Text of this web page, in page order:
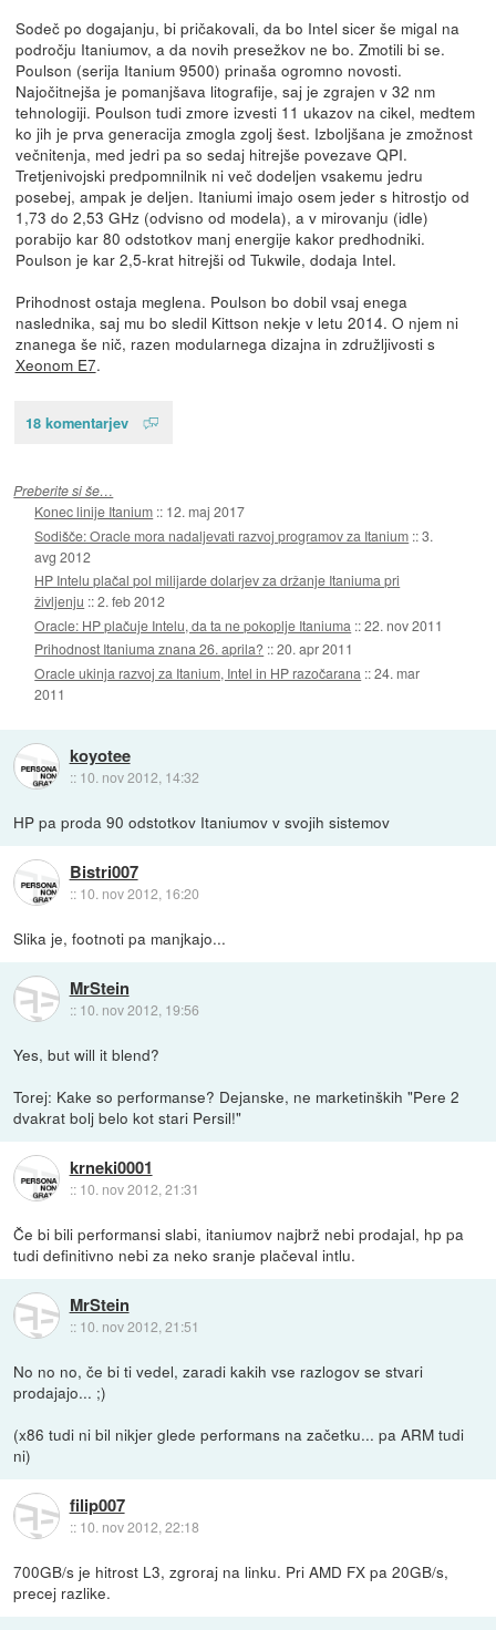
Sodeč po dogajanju, bi pričakovali, da bo Intel sicer še migal na
področju Itaniumov, a da novih presežkov ne bo. Zmotili bi se.
Poulson (serija Itanium 9500) prinaša ogromno novosti.
Najočitnejša je pomanjšava litografije, saj je zgrajen v 32 nm
tehnologiji. Poulson tudi zmore izvesti 11 ukazov na cikel, medtem
ko jih je prva generacija zmogla zgolj šest. Izboljšana je zmožnost
večnitenja, med jedri pa so sedaj hitrejše povezave QPI.
Tretjenivojski predpomnilnik ni več dodeljen vsakemu jedru
posebej, ampak je deljen. Itaniumi imajo osem jeder s hitrostjo od
1,73 do 2,53 GHz (odvisno od modela), a v mirovanju (idle)
porabijo kar 80 odstotkov manj energije kakor predhodniki.
Poulson je kar 2,5-krat hitrejši od Tukwile, dodaja Intel.
Prihodnost ostaja meglena. Poulson bo dobil vsaj enega
naslednika, saj mu bo sledil Kittson nekje v letu 2014. O njem ni
znanega še nič, razen modularnega dizajna in združljivosti s
Xeonom E7.
18 komentarjev
Preberite si še…
Konec linije Itanium :: 12. maj 2017
Sodišče: Oracle mora nadaljevati razvoj programov za Itanium ::3.
avg 2012
HP Intelu plačal pol milijarde dolarjev za držanje Itaniuma pri
življenju ::2. feb 2012
Oracle: HP plačuje Intelu, da ta ne pokoplje Itaniuma ::22. nov 2011
Prihodnost Itaniuma znana 26. aprila? ::20. apr 2011
Oracle ukinja razvoj za Itanium, Intel in HP razočarana ::24. mar
2011
koyotee
:: 10. nov 2012, 14:32
HP pa proda 90 odstotkov Itaniumov v svojih sistemov
Bistri007
:: 10. nov 2012, 16:20
Slika je, footnoti pa manjkajo...
MrStein
:: 10. nov 2012, 19:56
Yes, but will it blend?
Torej: Kake so performanse? Dejanske, ne marketinških "Pere 2
dvakrat bolj belo kot stari Persil!"
krneki0001
:: 10. nov 2012, 21:31
Če bi bili performansi slabi, itaniumov najbrž nebi prodajal, hp pa
tudi definitivno nebi za neko sranje plačeval intlu.
MrStein
:: 10. nov 2012, 21:51
No no no, če bi ti vedel, zaradi kakih vse razlogov se stvari
prodajajo... ;)
(x86 tudi ni bil nikjer glede performans na začetku... pa ARM tudi
ni)
filip007
:: 10. nov 2012, 22:18
700GB/s je hitrost L3, zgroraj na linku. Pri AMD FX pa 20GB/s,
precej razlike.